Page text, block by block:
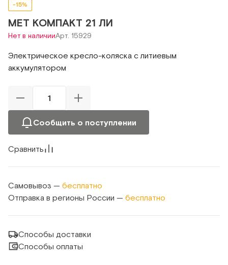
-15%
MET КОМПАКТ 21 ЛИ
Нет в наличииАрт. 15929
Электрическое кресло-коляска с литиевым
аккумулятором
Сообщить о поступлении
Сравнить
Самовывоз — бесплатно
Отправка в регионы России — бесплатно
Способы доставки
Способы оплаты